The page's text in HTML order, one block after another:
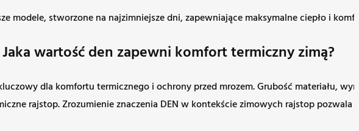
modele, stworzone na najzimniejsze dni, zapewniające maksymalne ciepło i
wartość den zapewni komfort termiczny zimą?
dla komfortu termicznego i ochrony przed mrozem. Grubość materiału,
rajstop. Zrozumienie znaczenia DEN w kontekście zimowych rajstop